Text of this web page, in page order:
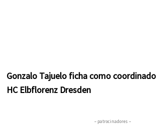
Gonzalo Tajuelo ficha como
HC Elbflorenz Dresden
– patrocinadores –